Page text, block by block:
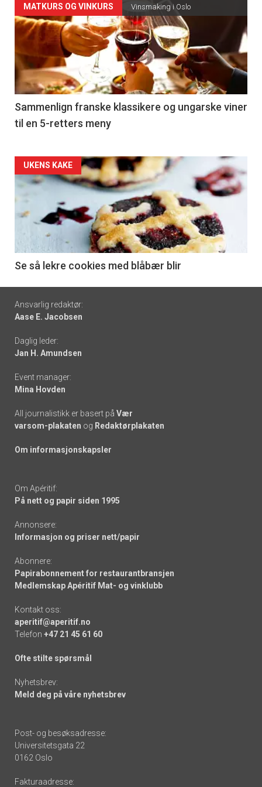
Forsiden
akkurat
nå
-
5
MATKURS OG VINKURS Vinsmaking i Oslo
Sammenlign franske klassikere og ungarske viner
til en 5-retters meny
Forsiden
akkurat
nå
6
UKENS KAKE
Se så lekre cookies med blåbær blir
Footer
-
links
Ansvarlig redaktør:
Aase E. Jacobsen
Daglig leder:
Jan H. Amundsen
Event manager:
Mina Hovden
All journalistikk er basert på Vær
varsom-plakaten og Redaktørplakaten
Om informasjonskapsler
Om Apéritif:
På nett og papir siden 1995
Annonsere:
Informasjon og priser nett/papir
Abonnere:
Papirabonnement for restaurantbransjen
Medlemskap Apéritif Mat- og vinklubb
Kontakt oss:
aperitif@aperitif.no
Telefon +47 21 45 61 60
Ofte stilte spørsmål
Nyhetsbrev:
Meld deg på våre nyhetsbrev
Post- og besøksadresse:
Universitetsgata 22
0162 Oslo
Fakturaadresse: